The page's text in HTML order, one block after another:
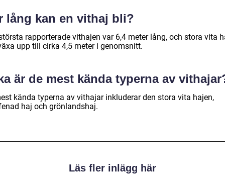
lång kan en vithaj bli?
rapporterade vithajen var 6,4 meter lång, och stora vita
upp till cirka 4,5 meter i genomsnitt.
är de mest kända typerna av
kända typerna av vithajar inkluderar den stora vita hajen,
haj och grönlandshaj.
Läs fler inlägg här